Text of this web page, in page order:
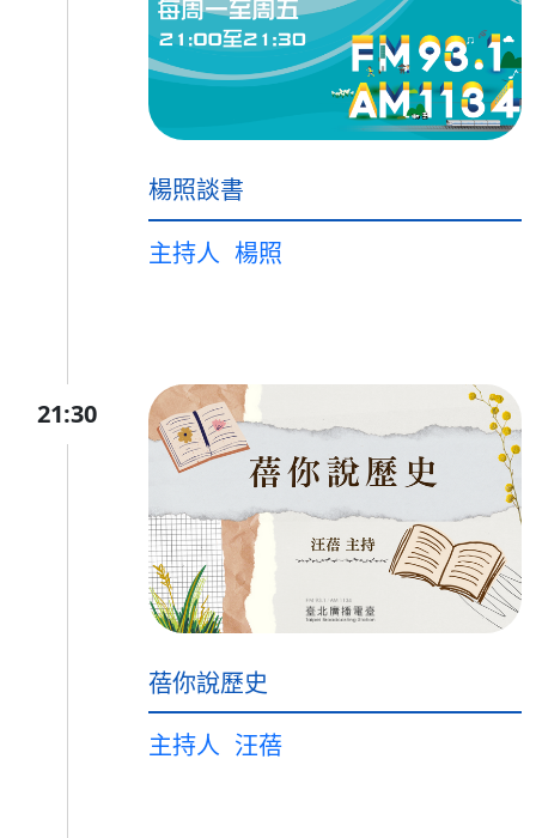
楊照談書
主持人 楊照
21:30
蓓你說歷史
主持人 汪蓓